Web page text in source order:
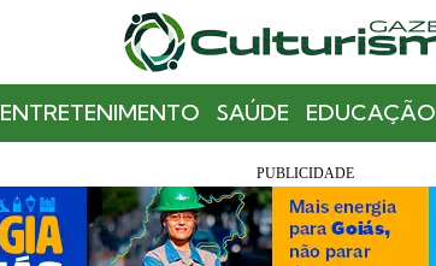
ENTRETENIMENTO SAÚDE EDUCAÇÃO